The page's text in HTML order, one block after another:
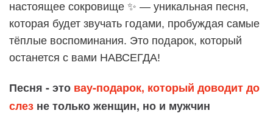
настоящее сокровище ✨ — уникальная песня,
которая будет звучать годами, пробуждая самые
тёплые воспоминания. Это подарок, который
останется с вами НАВСЕГДА!
Песня - это вау-подарок, который доводит до
слез не только женщин, но и мужчин